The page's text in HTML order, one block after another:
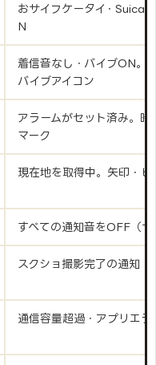
おサイフケータイ・Suica
N
着信音なし・バイブON。
バイブアイコン
アラームがセット済み。時
マーク
現在地を取得中。矢印・ピ
すべての通知音をOFF（
スクショ撮影完了の通知
通信容量超過・アプリエラ